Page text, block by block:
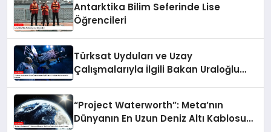
Antarktika Bilim Seferinde Lise
Öğrencileri
Türksat Uyduları ve Uzay
Çalışmalarıyla İlgili Bakan Uraloğlu
“Project Waterworth”: Meta’nın
Dünyanın En Uzun Deniz Altı Kablosu